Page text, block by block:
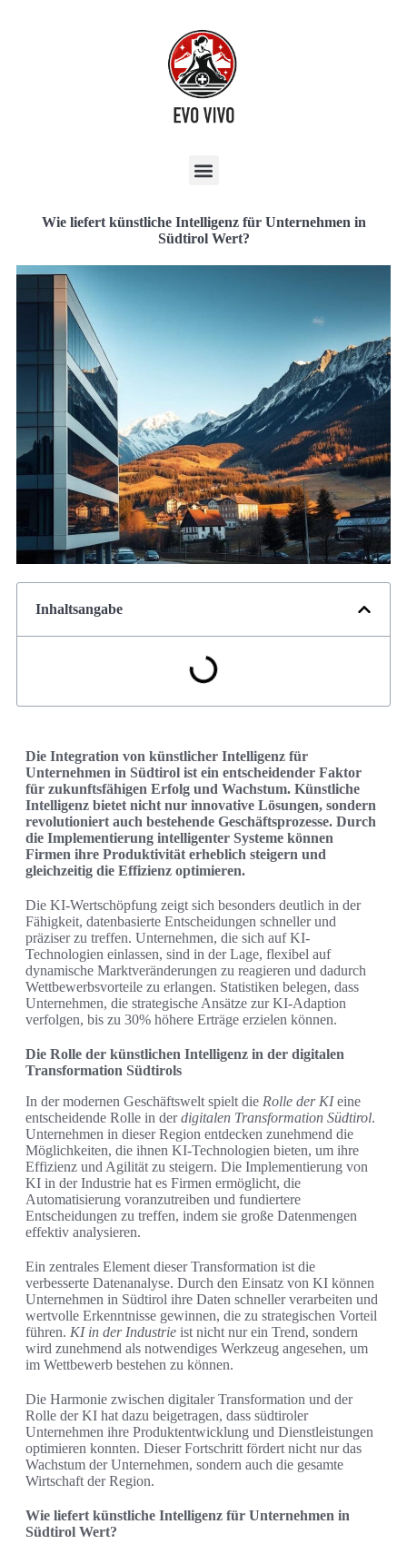
Wie liefert künstliche Intelligenz für Unternehmen in
Südtirol Wert?
Inhaltsangabe
Die Integration von künstlicher Intelligenz für
Unternehmen in Südtirol ist ein entscheidender Faktor
für zukunftsfähigen Erfolg und Wachstum. Künstliche
Intelligenz bietet nicht nur innovative Lösungen, sondern
revolutioniert auch bestehende Geschäftsprozesse. Durch
die Implementierung intelligenter Systeme können
Firmen ihre Produktivität erheblich steigern und
gleichzeitig die Effizienz optimieren.
Die KI-Wertschöpfung zeigt sich besonders deutlich in der
Fähigkeit, datenbasierte Entscheidungen schneller und
präziser zu treffen. Unternehmen, die sich auf KI-
Technologien einlassen, sind in der Lage, flexibel auf
dynamische Marktveränderungen zu reagieren und dadurch
Wettbewerbsvorteile zu erlangen. Statistiken belegen, dass
Unternehmen, die strategische Ansätze zur KI-Adaption
verfolgen, bis zu 30% höhere Erträge erzielen können.
Die Rolle der künstlichen Intelligenz in der digitalen
Transformation Südtirols
In der modernen Geschäftswelt spielt die Rolle der KIeine
entscheidende Rolle in derdigitalen Transformation Südtirol.
Unternehmen in dieser Region entdecken zunehmend die
Möglichkeiten, die ihnen KI-Technologien bieten, um ihre
Effizienz und Agilität zu steigern. Die Implementierung von
KI in der Industrie hat es Firmen ermöglicht, die
Automatisierung voranzutreiben und fundiertere
Entscheidungen zu treffen, indem sie große Datenmengen
effektiv analysieren.
Ein zentrales Element dieser Transformation ist die
verbesserte Datenanalyse. Durch den Einsatz von KI können
Unternehmen in Südtirol ihre Daten schneller verarbeiten und
wertvolle Erkenntnisse gewinnen, die zu strategischen Vorteil
führen. KI in der Industrie ist nicht nur ein Trend, sondern
wird zunehmend als notwendiges Werkzeug angesehen, um
im Wettbewerb bestehen zu können.
Die Harmonie zwischen digitaler Transformation und der
Rolle der KI hat dazu beigetragen, dass südtiroler
Unternehmen ihre Produktentwicklung und Dienstleistungen
optimieren konnten. Dieser Fortschritt fördert nicht nur das
Wachstum der Unternehmen, sondern auch die gesamte
Wirtschaft der Region.
Wie liefert künstliche Intelligenz für Unternehmen in
Südtirol Wert?